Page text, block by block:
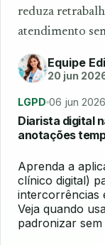
reduza
atendimento
Equipe
20 jun
LGPD 06 jun 2026
Diarista digital
anotações
Aprenda a
clínico digital)
intercorrências
Veja quando
padronizar